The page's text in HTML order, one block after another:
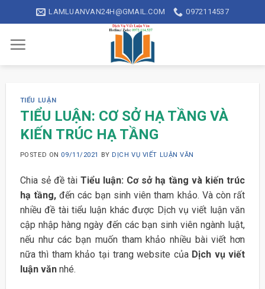
to
content
LAMLUANVAN24H@GMAIL.COM 0972114537
TIỂU LUẬN
TIỂU LUẬN: CƠ SỞ HẠ TẦNG VÀ
KIẾN TRÚC HẠ TẦNG
POSTED ON 09/11/2021 BY DỊCH VỤ VIẾT LUẬN VĂN
Chia sẻ đề tài Tiểu luận: Cơ sở hạ tầng và kiến trúc
hạ tầng,đến các bạn sinh viên tham khảo. Và còn rất
nhiều đề tài tiểu luận khác được Dịch vụ viết luận văn
cập nhập hàng ngày đến các bạn sinh viên ngành luật,
nếu như các bạn muốn tham khảo nhiều bài viết hơn
nữa thì tham khảo tại trang website của Dịch vụ viết
luận vănnhé.